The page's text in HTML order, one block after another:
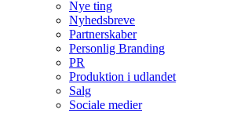
Nye ting
Nyhedsbreve
Partnerskaber
Personlig Branding
PR
Produktion i udlandet
Salg
Sociale medier